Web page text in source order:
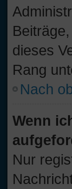
dieses
Rang
Nach
Wenn
Nur